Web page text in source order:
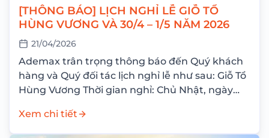
[THÔNG BÁO] LỊCH NGHỈ LỄ GIỖ TỔ
HÙNG VƯƠNG VÀ 30/4 – 1/5 NĂM 2026
21/04/2026
Ademax trân trọng thông báo đến Quý khách
hàng và Quý đối tác lịch nghỉ lễ như sau: Giỗ Tổ
Hùng Vương Thời gian nghỉ: Chủ Nhật, ngày
Xem chi tiết